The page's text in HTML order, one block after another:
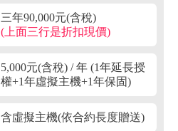
三年90,000元(含稅)
(上面三行是折扣現價)
5,000元(含稅) / 年 (1年延長授
權+1年虛擬主機+1年保固)
含虛擬主機(依合約長度贈送)